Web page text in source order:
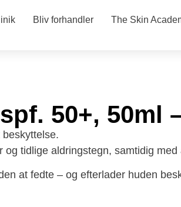
Bliv forhandler The Skin
50+, 50ml
tidlige aldringstegn, samtidig
at fedte – og efterlader huden